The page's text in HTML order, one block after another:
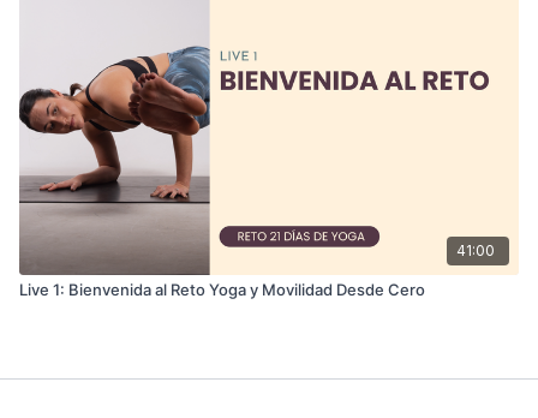
41:00
Live 1: Bienvenida al Reto Yoga y Movilidad Desde Cero